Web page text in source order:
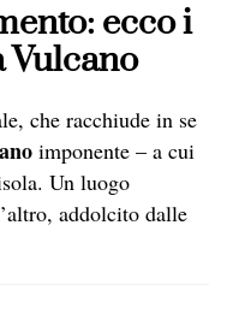
ecco i
Vulcano
che racchiude in se
imponente – a cui
Un luogo
addolcito dalle